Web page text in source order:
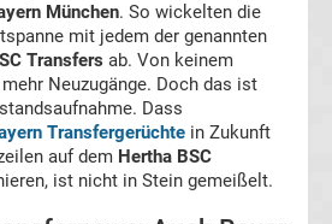
München. So wickelten die
mit jedem der genannten
Transfers ab. Von keinem
Neuzugänge. Doch das ist
Dass
Transfergerüchte in Zukunft
auf dem Hertha BSC
ist nicht in Stein gemeißelt.